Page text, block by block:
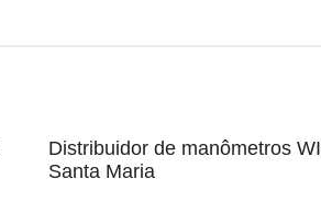
Distribuidor de manômetros
Santa Maria